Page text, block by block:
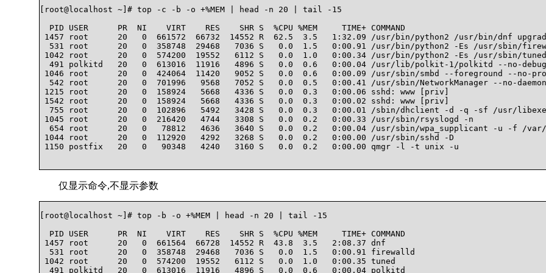
[root@localhost ~]# top -c -b -o +%MEM | head -n 20 | tail -15
  PID USER      PR  NI    VIRT    RES    SHR S  %CPU %MEM     TIME+ COMMAND
1457 root      20   0  661572  66732  14552 R  62.5  3.5   1:32.09 /usr/bin/python2 /usr/bin/dnf
531 root      20   0  358748  29468   7036 S   0.0  1.5   0:00.91 /usr/bin/python2 -Es /usr/sbin/
1042 root      20   0  574200  19552   6112 S   0.0  1.0   0:00.34 /usr/bin/python2 -Es /usr/sbin/
  491 polkitd   20   0  613016  11916   4896 S   0.0  0.6   0:00.04 /usr/lib/polkit-1/polkitd --no-debug
1046 root      20   0  424064  11420   9052 S   0.0  0.6   0:00.09 /usr/sbin/smbd --foreground --no-
  542 root      20   0  701996   9568   7052 S   0.0  0.5   0:00.41 /usr/sbin/NetworkManager --no-daemon
1215 root      20   0  158924   5668   4336 S   0.0  0.3   0:00.06 sshd: www [priv]
1542 root      20   0  158924   5668   4336 S   0.0  0.3   0:00.02 sshd: www [priv]
755 root      20   0  102896   5492   3428 S   0.0  0.3   0:00.01 /sbin/dhclient -d -q -sf /usr/
1045 root      20   0  216420   4744   3308 S   0.0  0.2   0:00.33 /usr/sbin/rsyslogd -n
654 root      20   0   78812   4636   3640 S   0.0  0.2   0:00.04 /usr/sbin/wpa_supplicant -u -f /
1044 root      20   0  112920   4292   3268 S   0.0  0.2   0:00.00 /usr/sbin/sshd -D
1150 postfix   20   0   90348   4240   3160 S   0.0  0.2   0:00.00 qmgr -l -t unix -u
仅显示命令,不显示参数
[root@localhost ~]# top -b -o +%MEM | head -n 20 | tail -15
  PID USER      PR  NI    VIRT    RES    SHR S  %CPU %MEM     TIME+ COMMAND
1457 root      20   0  661564  66728  14552 R  43.8  3.5   2:08.37 dnf
  531 root      20   0  358748  29468   7036 S   0.0  1.5   0:00.91 firewalld
1042 root      20   0  574200  19552   6112 S   0.0  1.0   0:00.35 tuned
  491 polkitd   20   0  613016  11916   4896 S   0.0  0.6   0:00.04 polkitd